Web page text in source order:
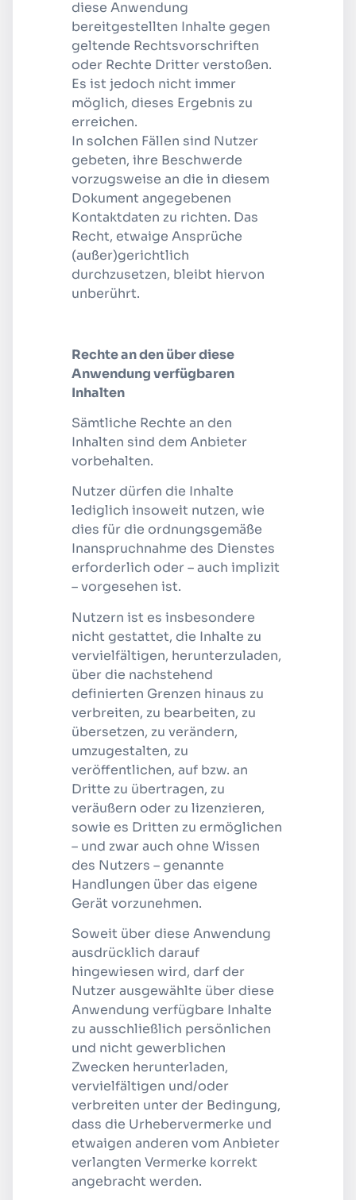
diese Anwendung
bereitgestellten Inhalte gegen
geltende Rechtsvorschriften
oder Rechte Dritter verstoßen.
Es ist jedoch nicht immer
möglich, dieses Ergebnis zu
erreichen.
In solchen Fällen sind Nutzer
gebeten, ihre Beschwerde
vorzugsweise an die in diesem
Dokument angegebenen
Kontaktdaten zu richten. Das
Recht, etwaige Ansprüche
(außer)gerichtlich
durchzusetzen, bleibt hiervon
unberührt.
Rechte an den über diese
Anwendung verfügbaren
Inhalten
Sämtliche Rechte an den
Inhalten sind dem Anbieter
vorbehalten.
Nutzer dürfen die Inhalte
lediglich insoweit nutzen, wie
dies für die ordnungsgemäße
Inanspruchnahme des Dienstes
erforderlich oder – auch implizit
– vorgesehen ist.
Nutzern ist es insbesondere
nicht gestattet, die Inhalte zu
vervielfältigen, herunterzuladen,
über die nachstehend
definierten Grenzen hinaus zu
verbreiten, zu bearbeiten, zu
übersetzen, zu verändern,
umzugestalten, zu
veröffentlichen, auf bzw. an
Dritte zu übertragen, zu
veräußern oder zu lizenzieren,
sowie es Dritten zu ermöglichen
– und zwar auch ohne Wissen
des Nutzers – genannte
Handlungen über das eigene
Gerät vorzunehmen.
Soweit über diese Anwendung
ausdrücklich darauf
hingewiesen wird, darf der
Nutzer ausgewählte über diese
Anwendung verfügbare Inhalte
zu ausschließlich persönlichen
und nicht gewerblichen
Zwecken herunterladen,
vervielfältigen und/oder
verbreiten unter der Bedingung,
dass die Urhebervermerke und
etwaigen anderen vom Anbieter
verlangten Vermerke korrekt
angebracht werden.